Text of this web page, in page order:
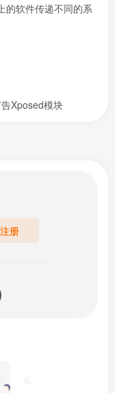
的软件传递不同的系
Xposed模块
注册